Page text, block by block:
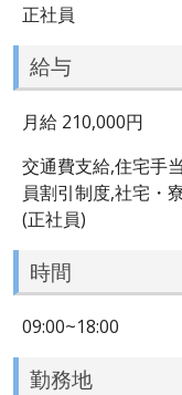
正社員
給与
月給 210,000円
交通費支給,住宅手
員割引制度,社宅・
(正社員)
時間
09:00~18:00
勤務地